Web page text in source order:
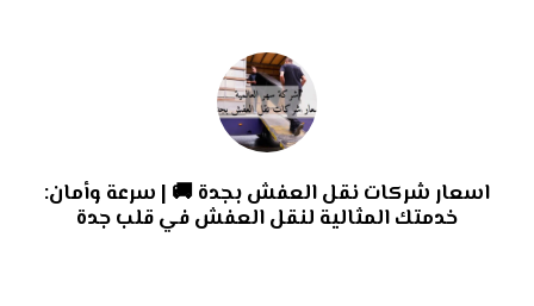
اسعار شركات نقل العفش بجدة 🚚 | سرعة وأمان:
خدمتك المثالية لنقل العفش في قلب جدة